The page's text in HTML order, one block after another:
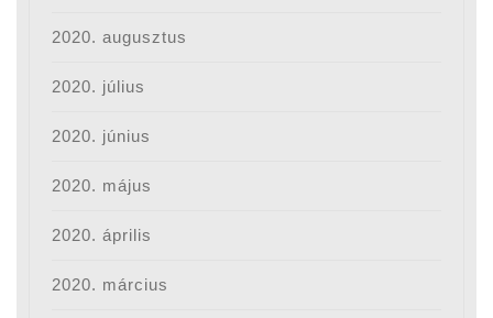
2020. augusztus
2020. július
2020. június
2020. május
2020. április
2020. március